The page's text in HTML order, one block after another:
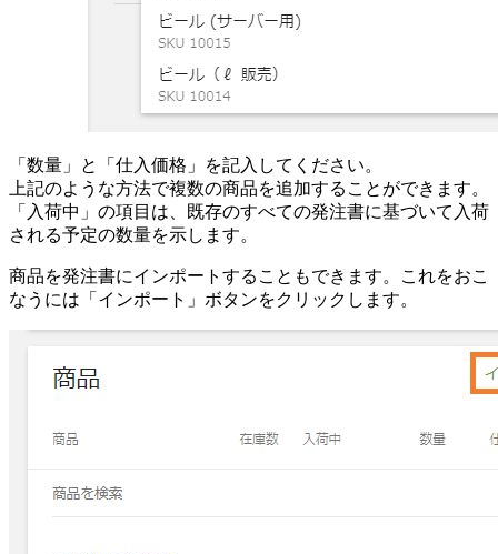
「数量」と「仕入価格」を記入してください。
上記のような方法で複数の商品を追加することができます。
「入荷中」の項目は、既存のすべての発注書に基づいて入荷
される予定の数量を示します。
商品を発注書にインポートすることもできます。これをおこ
なうには「インポート」ボタンをクリックします。